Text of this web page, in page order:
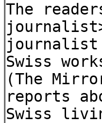
The
journalist
Swiss
(The
reports
Swiss